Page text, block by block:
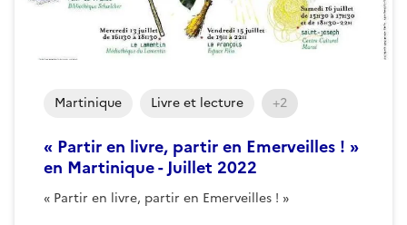
« Partir en livre, partir en Emerveilles ! »
en Martinique - Juillet 2022
« Partir en livre, partir en Emerveilles ! »
Martinique Livre et lecture +2